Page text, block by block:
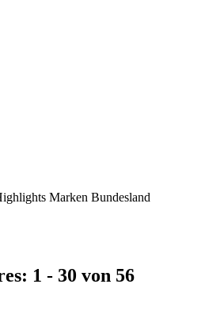
Marken Bundesland
1 - 30 von 56